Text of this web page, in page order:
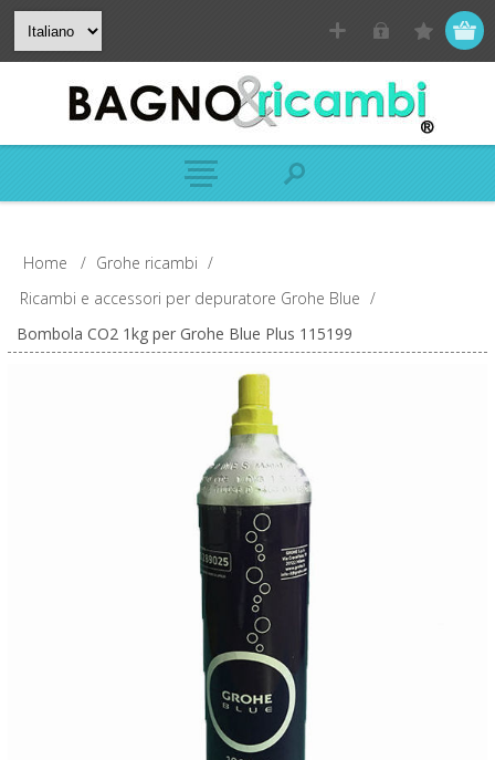
Home / Grohe ricambi /
Ricambi e accessori per depuratore Grohe Blue /
Bombola CO2 1kg per Grohe Blue Plus 115199